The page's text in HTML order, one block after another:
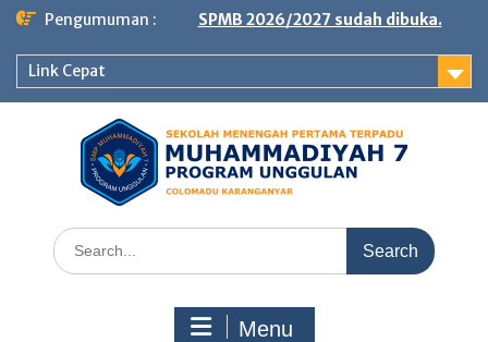
Skip
content
Pengumuman : SPMB 2026/2027 sudah dibuka.
Link Cepat
Search
for:
Menu